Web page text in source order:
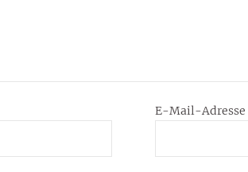
E-Mail-Adresse